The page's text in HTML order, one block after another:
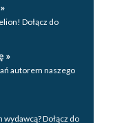
Dołącz do
»
autorem naszego
Dołącz do